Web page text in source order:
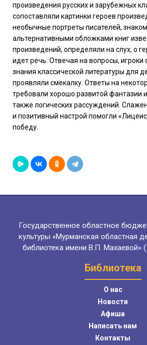
произведения русских и зарубежных
сопоставляли картинки героев
необычные портреты писателей,
альтернативными обложками книг
произведений, определяли на слух, о
идет речь. Отвечая на вопросы, игроки
знания классической литературы для
проявляли смекалку. Ответы на
требовали хорошо развитой фантазии
также логических рассуждений.
и позитивный настрой помогли
победу.
Государственное областное
культуры «Мурманская областная
библиотека имени В.П.
Библиотека
О нас
Новости
Афиша
Написать нам
Контакты